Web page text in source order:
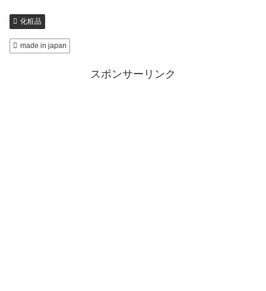
化粧品
made in japan
スポンサーリンク